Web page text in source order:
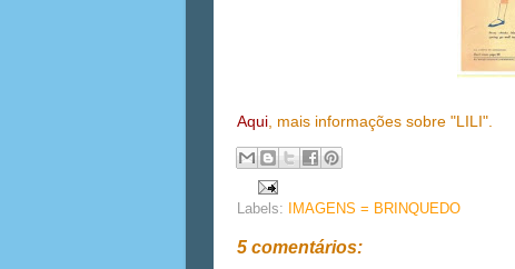
Aqui, mais informações sobre "LILI".
Labels: IMAGENS = BRINQUEDO
5 comentários: